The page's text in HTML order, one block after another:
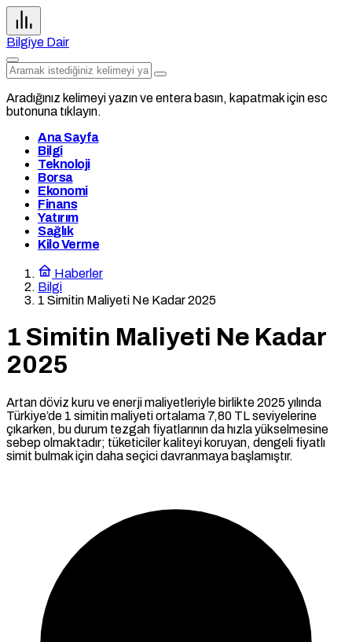
Bilgiye Dair
Aradığınız kelimeyi yazın ve entera basın, kapatmak için esc
butonuna tıklayın.
Ana Sayfa
Bilgi
Teknoloji
Borsa
Ekonomi
Finans
Yatırım
Sağlık
Kilo Verme
Haberler
Bilgi
1 Simitin Maliyeti Ne Kadar 2025
1 Simitin Maliyeti Ne Kadar
2025
Artan döviz kuru ve enerji maliyetleriyle birlikte 2025 yılında
Türkiye’de 1 simitin maliyeti ortalama 7,80 TL seviyelerine
çıkarken, bu durum tezgah fiyatlarının da hızla yükselmesine
sebep olmaktadır; tüketiciler kaliteyi koruyan, dengeli fiyatlı
simit bulmak için daha seçici davranmaya başlamıştır.